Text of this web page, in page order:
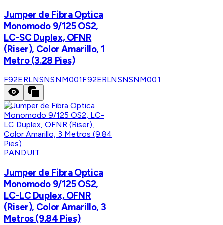
Jumper de Fibra Optica
Monomodo 9/125 OS2,
LC-SC Duplex, OFNR
(Riser), Color Amarillo, 1
Metro (3.28 Pies)
F92ERLNSNSNM001F92ERLNSNSNM001
PANDUIT
Jumper de Fibra Optica
Monomodo 9/125 OS2,
LC-LC Duplex, OFNR
(Riser), Color Amarillo, 3
Metros (9.84 Pies)